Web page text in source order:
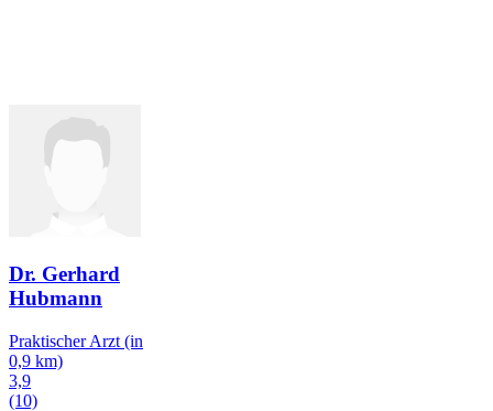
Dr. Gerhard
Hubmann
Praktischer Arzt (in
0,9 km)
3,9
(10)